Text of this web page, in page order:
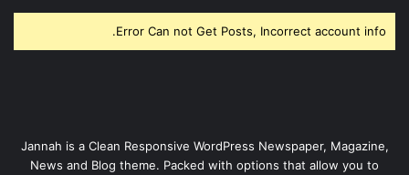
Error Can not Get Posts, Incorrect account info.
Jannah is a Clean Responsive WordPress Newspaper, Magazine,
News and Blog theme. Packed with options that allow you to